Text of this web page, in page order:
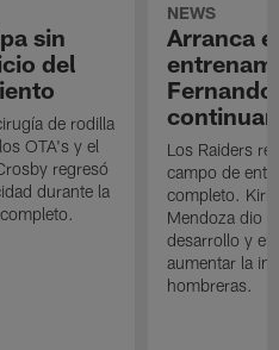
sin
del
de rodilla
OTA's y el
regresó
durante la
NEWS
Arranca
Los Raiders
campo de
completo. Kirk
Mendoza dio
desarrollo y el
aumentar la
hombreras.